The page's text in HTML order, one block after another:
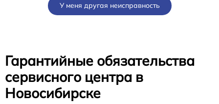
У меня другая неисправность
Гарантийные обязательства
сервисного центра в
Новосибирске